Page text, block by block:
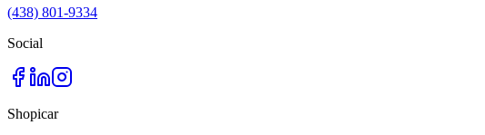
(438) 801-9334
Social
Shopicar